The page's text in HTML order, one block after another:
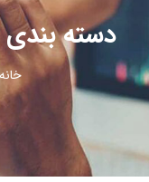
دسته بندی